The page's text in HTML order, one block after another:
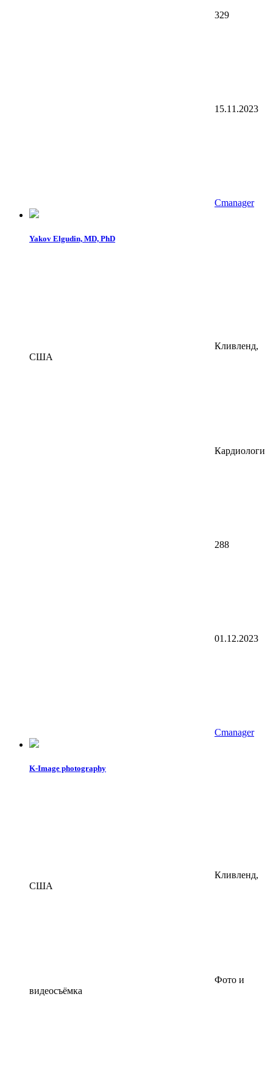
329
15.11.2023
Cmanager
Yakov Elgudin, MD, PhD
Кливленд,
США
Кардиологи
288
01.12.2023
Cmanager
K-Image photography
Кливленд,
США
Фото и
видеосъёмка